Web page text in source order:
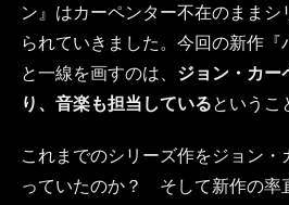
ン』はカーペンター不在のまま
られていきました。今回の新作『
と一線を画すのは、 ジョン・カー
り、音楽も担当しているというこ
これまでのシリーズ作をジョン・
っていたのか？ そして新作の